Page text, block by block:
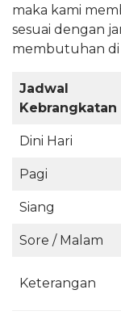
maka kami
sesuai dengan
membutuhan di
Jadwal
Kebrangkatan
Dini Hari
Pagi
Siang
Sore / Malam
Keterangan